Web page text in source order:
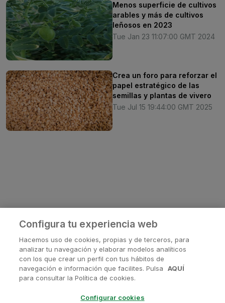
Menos superficie de cultivos
arables y más de cultivos
leñosos en 2023
Tue Jan 23 11:07:00 GMT 2024
Crea un foro para reforzar el
papel estratégico de las
semillas y plantas de vivero
Tue Jul 15 19:44:00 GMT 2025
¿Tienes alguna pregunta?
Contactanos en
Configura tu experiencia web
Hacemos uso de cookies, propias y de terceros, para
analizar tu navegación y elaborar modelos analíticos
con los que crear un perfil con tus hábitos de
navegación e información que facilites. Pulsa
AQUÍ
para consultar la Política de cookies.
Configurar cookies